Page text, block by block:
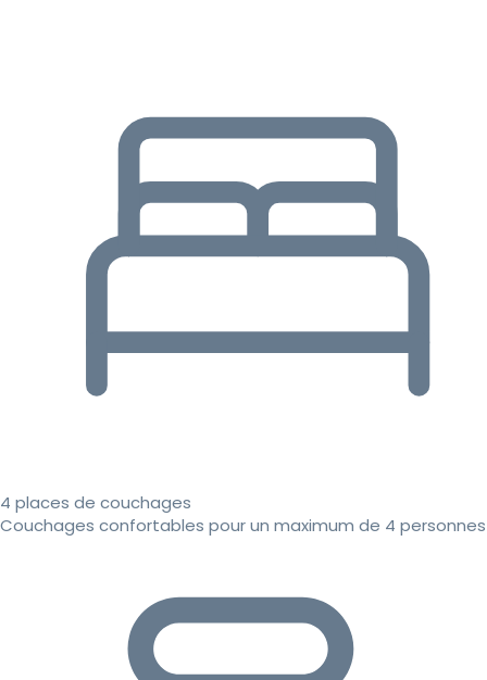
4 places de couchages
Couchages confortables pour un maximum de 4 personnes